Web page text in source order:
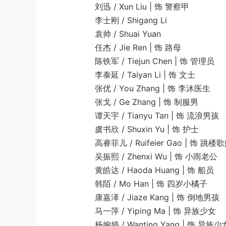
刘迅 / Xun Liu | 饰 警察甲
李士刚 / Shigang Li
袁帅 / Shuai Yuan
任杰 / Jie Ren | 饰 路母
陈铁军 / Tiejun Chen | 饰 管理员
李泰延 / Taiyan Li | 饰 文士
张优 / You Zhang | 饰 李沐医生
张戈 / Ge Zhang | 饰 制服男
谭天宇 / Tianyu Tan | 饰 流浪男孩
虞书欣 / Shuxin Yu | 饰 护士
高睿菲儿 / Ruifeier Gao | 饰 跳楼歌
吴振熙 / Zhenxi Wu | 饰 小雨老公
黄皓达 / Haoda Huang | 饰 船员
韩陌 / Mo Han | 饰 四岁小橘子
康嘉泽 / Jiaze Kang | 饰 倒地男孩
马一萍 / Yiping Ma | 饰 异族少女